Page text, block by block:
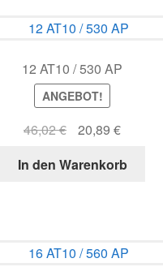
12 AT10 / 530 AP
ANGEBOT!
46,02€
Ursprünglicher
war:
20,89 €Aktueller
ist:
In den Warenkorb